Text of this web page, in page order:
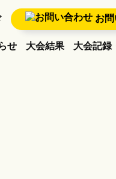
せ 大会結果 大会記録
お